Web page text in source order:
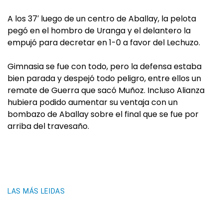
A los 37′ luego de un centro de Aballay, la pelota
pegó en el hombro de Uranga y el delantero la
empujó para decretar en 1-0 a favor del Lechuzo.
Gimnasia se fue con todo, pero la defensa estaba
bien parada y despejó todo peligro, entre ellos un
remate de Guerra que sacó Muñoz. Incluso Alianza
hubiera podido aumentar su ventaja con un
bombazo de Aballay sobre el final que se fue por
arriba del travesaño.
LAS MÁS LEIDAS